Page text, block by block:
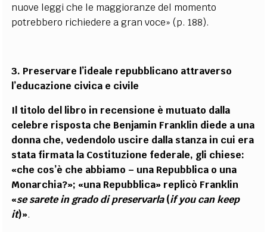
nuove leggi che le maggioranze del momento
potrebbero richiedere a gran voce» (p. 188).
3. Preservare l’ideale repubblicano attraverso
l’educazione civica e civile
Il titolo del libro in recensione è mutuato dalla
celebre risposta che Benjamin Franklin diede a una
donna che, vedendolo uscire dalla stanza in cui era
stata firmata la Costituzione federale, gli chiese:
«che cos’è che abbiamo – una Repubblica o una
Monarchia?»; «una Repubblica» replicò Franklin
«se sarete in grado di preservarla(if you can keep
it)».